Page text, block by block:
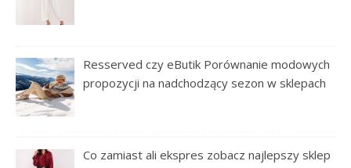
Resserved czy eButik Porównanie modowych
propozycji na nadchodzący sezon w sklepach
Co zamiast ali ekspres zobacz najlepszy sklep